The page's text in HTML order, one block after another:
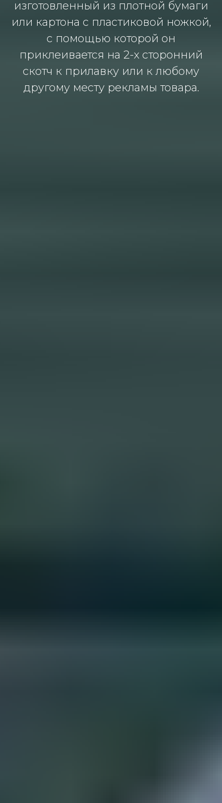
изготовленный из плотной бумаги
или картона с пластиковой ножкой,
с помощью которой он
приклеивается на 2-х сторонний
скотч к прилавку или к любому
другому месту рекламы товара.